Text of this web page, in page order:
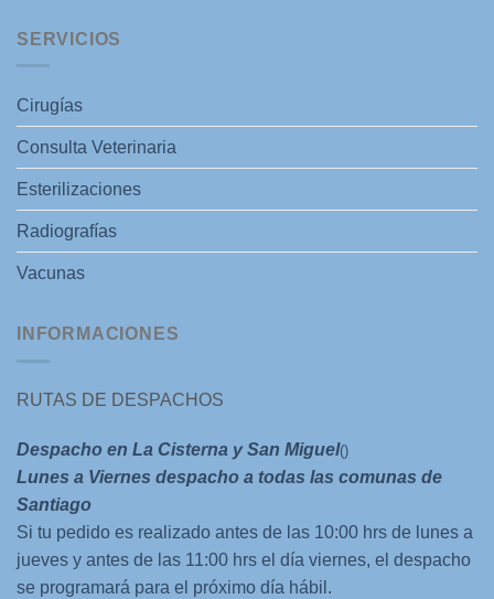
SERVICIOS
Cirugías
Consulta Veterinaria
Esterilizaciones
Radiografías
Vacunas
INFORMACIONES
RUTAS DE DESPACHOS
Despacho en La Cisterna y San Miguel()
Lunes a Viernes despacho a todas las comunas de
Santiago
Si tu pedido es realizado antes de las 10:00 hrs de lunes a
jueves y antes de las 11:00 hrs el día viernes, el despacho
se programará para el próximo día hábil.